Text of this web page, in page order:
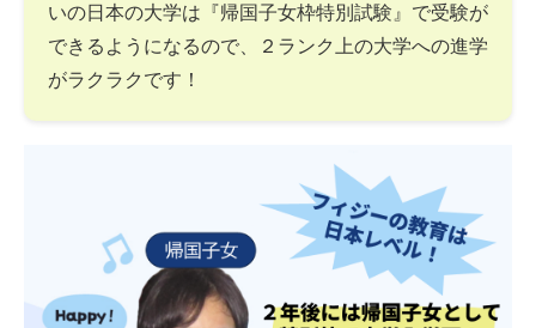
いの日本の大学は『帰国子女枠特別試験』で受験が
できるようになるので、２ランク上の大学への進学
がラクラクです！